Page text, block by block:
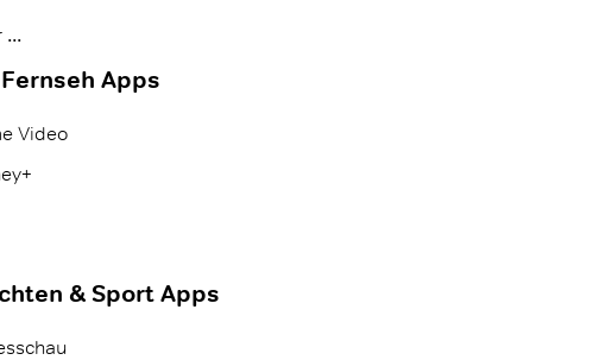
...
Apps
Video
& Sport Apps